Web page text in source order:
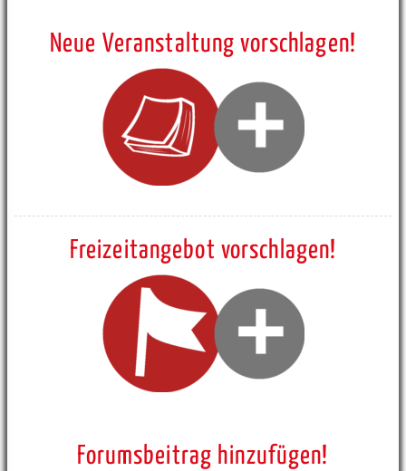
Neue Veranstaltung vorschlagen!
Freizeitangebot vorschlagen!
Forumsbeitrag hinzufügen!